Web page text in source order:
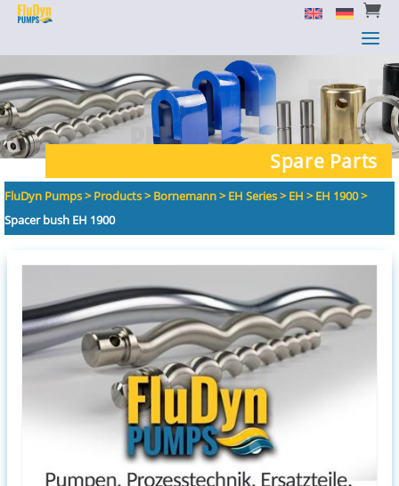

a

a
Spare Parts
FluDyn Pumps>Products>Bornemann>EH Series>EH >EH 1900>
Spacer bush EH 1900